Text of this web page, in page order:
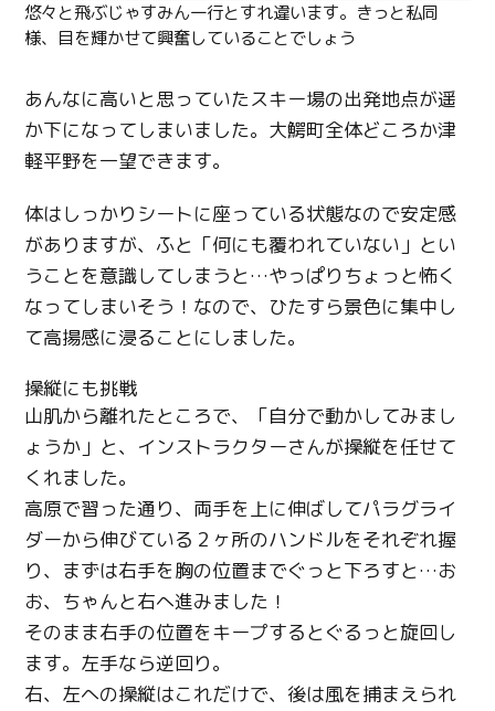
悠々と飛ぶじゃすみん一行とすれ違います。きっと私同
様、目を輝かせて興奮していることでしょう
あんなに高いと思っていたスキー場の出発地点が遥
か下になってしまいました。大鰐町全体どころか津
軽平野を一望できます。
体はしっかりシートに座っている状態なので安定感
がありますが、ふと「何にも覆われていない」とい
うことを意識してしまうと…やっぱりちょっと怖く
なってしまいそう！ なので、ひたすら景色に集中し
て高揚感に浸ることにしました。
操縦にも挑戦
山肌から離れたところで、「自分で動かしてみまし
ょうか」と、インストラクターさんが操縦を任せて
くれました。
高原で習った通り、両手を上に伸ばしてパラグライ
ダーから伸びている２ヶ所のハンドルをそれぞれ握
り、まずは右手を胸の位置までぐっと下ろすと…お
お、ちゃんと右へ進みました！
そのまま右手の位置をキープするとぐるっと旋回し
ます。左手なら逆回り。
右、左への操縦はこれだけで、後は風を捕まえられ